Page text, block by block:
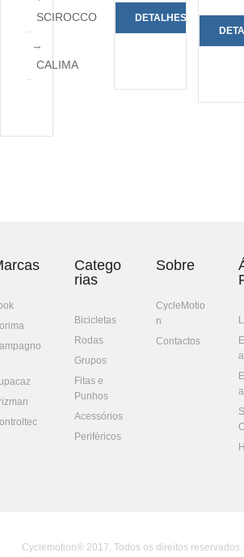
DETALHES
SCIROCCO
CALIMA
Catego
rias
Bicicletas
Rodas
Grupos
Fitas e
Punhos
Acessórios
Periféricos
Sobre
CycleMotio
n
Contactos
Cyclemotion® 2017, Todos os direitos